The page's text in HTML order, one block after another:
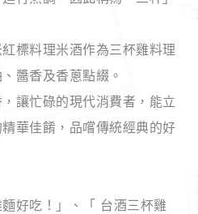
標料理米酒作為三杯雞料理
醬香及香蔥點綴。
讓忙碌的現代消費者，能立
華佳餚，品嚐傳統經典的好
好吃！」、「 台酒三杯雞